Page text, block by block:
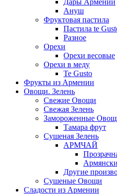
Дары Армении
Ануш
Фруктовая пастила
Пастила te
Разное
Орехи
Орехи весовые
Орехи в меду
Te Gusto
Фрукты из Армении
Овощи. Зелень
Свежие Овощи
Свежая Зелень
Замороженные
Тамара фрут
Сушеная Зелень
АРМЧАЙ
Другие
Сушеные Овощи
Сладости из Армении